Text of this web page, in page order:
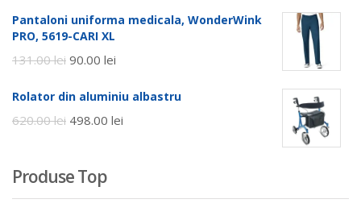
Pantaloni uniforma medicala, WonderWink
PRO, 5619-CARI XL
131.00lei 90.00 lei
Rolator din aluminiu albastru
620.00lei 498.00 lei
Produse Top